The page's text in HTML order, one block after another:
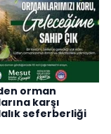
orman
karşı
seferberliği